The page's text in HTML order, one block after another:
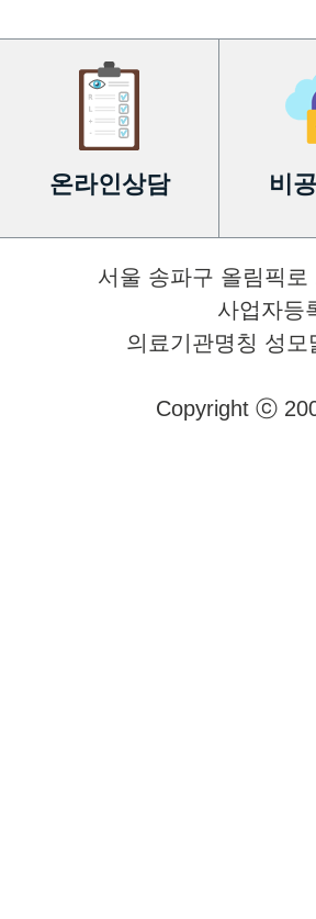
온라인상담 비
서울 송파구 올림픽
사업자등
의료기관명칭 성
Copyright ⓒ